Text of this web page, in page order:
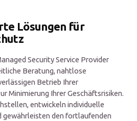
Lösungen für
Security Service Provider
Beratung, nahtlose
Betrieb Ihrer
Minimierung Ihrer Geschäftsrisiken.
entwickeln individuelle
gewährleisten den fortlaufenden